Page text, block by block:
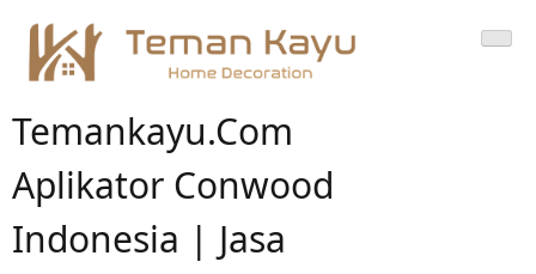
content
Temankayu.com
Aplikator Conwood
Indonesia | Jasa